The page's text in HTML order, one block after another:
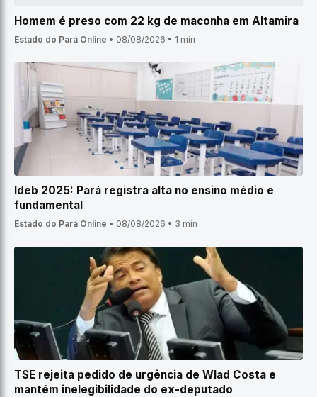
Homem é preso com 22 kg de maconha em Altamira
Estado do Pará Online • 08/08/2026 • 1 min
Ideb 2025: Pará registra alta no ensino médio e
fundamental
Estado do Pará Online • 08/08/2026 • 3 min
TSE rejeita pedido de urgência de Wlad Costa e
mantém inelegibilidade do ex-deputado